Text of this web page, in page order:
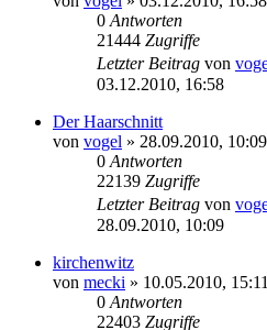
0 Antworten
21444 Zugriffe
Letzter Beitrag von
03.12.2010, 16:58
Der Haarschnitt
von vogel » 28.09.2010, 10:09
0 Antworten
22139 Zugriffe
Letzter Beitrag von
28.09.2010, 10:09
kirchenwitz
von mecki » 10.05.2010, 15:11
0 Antworten
22403 Zugriffe